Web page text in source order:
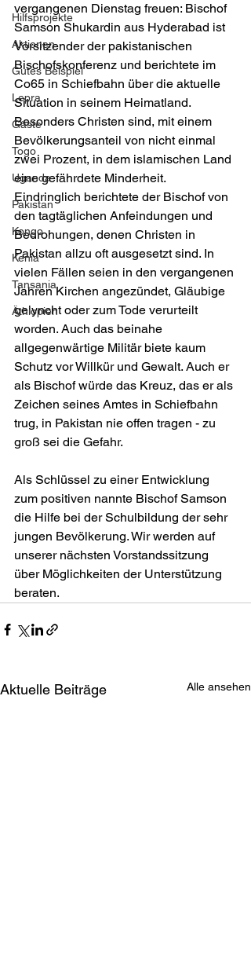
Hilfsprojekte
Aktionen
Gutes Beispiel
Lepra
Gäste
Togo
Uganda
Pakistan
Kongo
Kenia
Tansania
Äthiopien
vergangenen Dienstag freuen: Bischof
Samson Shukardin aus Hyderabad ist
Vorsitzender der pakistanischen
Bischofskonferenz und berichtete im
Co65 in Schiefbahn über die aktuelle
Situation in seinem Heimatland.
Besonders Christen sind, mit einem
Bevölkerungsanteil von nicht einmal
zwei Prozent, in dem islamischen Land
eine gefährdete Minderheit.
Eindringlich berichtete der Bischof von
den tagtäglichen Anfeindungen und
Bedrohungen, denen Christen in
Pakistan allzu oft ausgesetzt sind. In
vielen Fällen seien in den vergangenen
Jahren Kirchen angezündet, Gläubige
gelyncht oder zum Tode verurteilt
worden. Auch das beinahe
allgegenwärtige Militär biete kaum
Schutz vor Willkür und Gewalt. Auch er
als Bischof würde das Kreuz, das er als
Zeichen seines Amtes in Schiefbahn
trug, in Pakistan nie offen tragen - zu
groß sei die Gefahr.
Als Schlüssel zu einer Entwicklung
zum positiven nannte Bischof Samson
die Hilfe bei der Schulbildung der sehr
jungen Bevölkerung. Wir werden auf
unserer nächsten Vorstandssitzung
über Möglichkeiten der Unterstützung
beraten.
Aktuelle Beiträge Alle ansehen